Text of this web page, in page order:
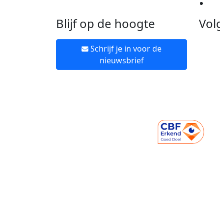
Blijf op de hoogte
Schrijf je in voor de
nieuwsbrief